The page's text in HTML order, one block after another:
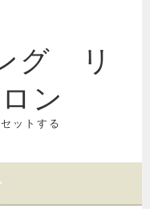
グ リ
ン
ットする